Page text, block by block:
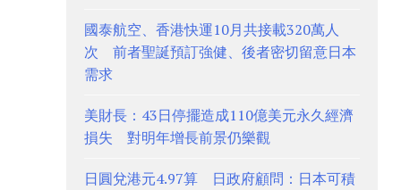
國泰航空、香港快運10月共接載320萬人
次 前者聖誕預訂強健、後者密切留意日本
需求
美財長：43日停擺造成110億美元永久經濟
損失 對明年增長前景仍樂觀
日圓兌港元4.97算 日政府顧問：日本可積